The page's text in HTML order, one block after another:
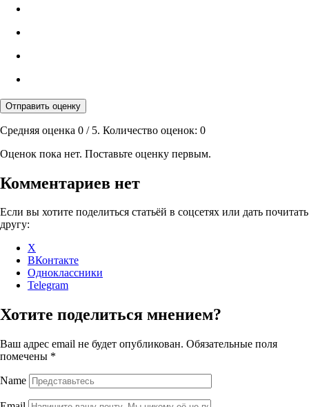
Отправить оценку
Средняя оценка 0 / 5. Количество оценок: 0
Оценок пока нет. Поставьте оценку первым.
Комментариев нет
Если вы хотите поделиться статьёй в соцсетях или дать почитать
другу:
X
ВКонтакте
Одноклассники
Telegram
Хотите поделиться мнением?
Ваш адрес email не будет опубликован. Обязательные поля
помечены *
Name